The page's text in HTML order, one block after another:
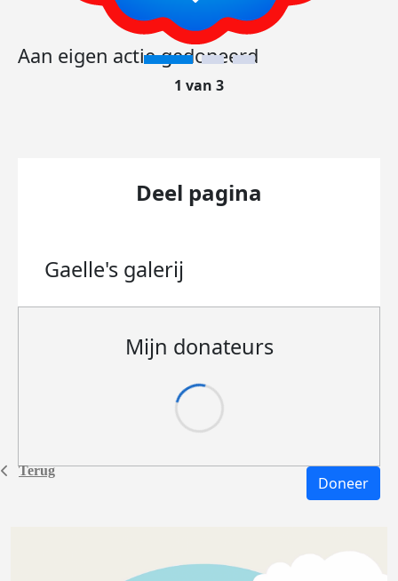
Terug
Aan eigen actie gedoneerd
1 van 3
Deel pagina
Gaelle's galerij
Mijn donateurs
Doneer